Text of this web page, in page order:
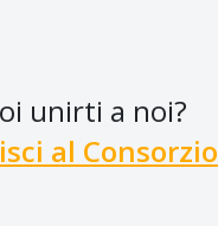
unirti a noi?
al Consorzio